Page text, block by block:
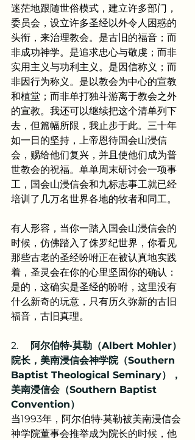
迷茫地跟随世俗模式，建立许多部门，
委员会，设立许多圣经以外令人困惑的
头衔，来治理教会。是古旧的福音；而
非成功神学。是追求忠心与敬虔；而非
实用主义与功利主义。是因信称义；而
非因行为称义。是以教会为中心的宣教
和植堂；而非单打独斗游离于教会之外
的宣教。我还可以继续把这个清单列下
去，但篇幅所限，我止步于此。三十年
如一日的坚持，上帝恩待国会山浸信
会，赐给他们复兴，并且使他们成为普
世教会的祝福。单单周末研讨会一项事
工，国会山浸信会和九标志事工就已经
培训了几万名世界各地的牧者和同工。
有人形容，当你一踏入国会山浸信会的
时候，仿佛踏入了侏罗纪世界，你看见
那些古老的圣经吩咐正在被认真地实践
着，圣灵会在你的心里坚固你的确认：
是的，这确实是圣经的吩咐，这里没有
什么新奇的玩意，只有历久弥新的古旧
福音，古旧真理。
2.
阿尔伯特·莫勒（Albert Mohler）
院长，美南浸信会神学院（Southern
Baptist Theological Seminary），
美南浸信会（Southern Baptist
Convention）
当1993年，阿尔伯特·莫勒被美南浸信会
神学院董事会推举成为院长的时候，他